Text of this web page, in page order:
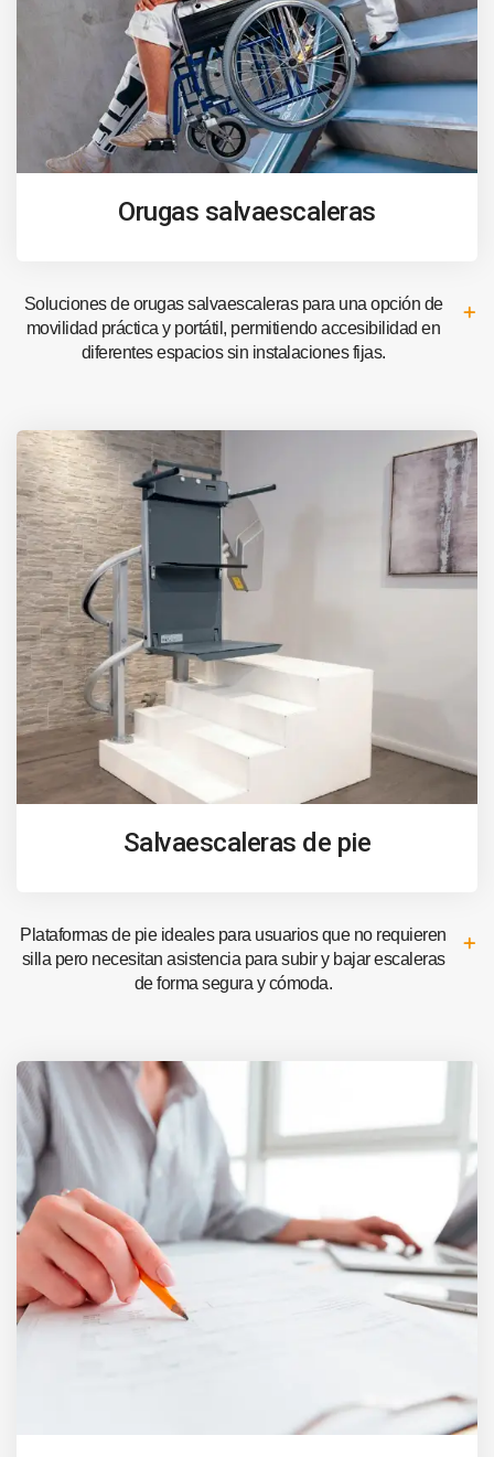
Orugas salvaescaleras
Soluciones de orugas salvaescaleras para una opción de
movilidad práctica y portátil, permitiendo accesibilidad en
diferentes espacios sin instalaciones fijas.
Salvaescaleras de pie
Plataformas de pie ideales para usuarios que no requieren
silla pero necesitan asistencia para subir y bajar escaleras
de forma segura y cómoda.